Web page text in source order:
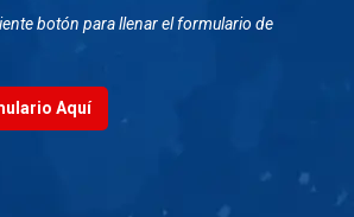
botón para llenar el formulario de
Aquí